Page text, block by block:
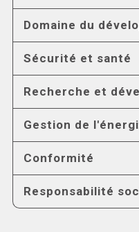
Domaine du
Sécurité et santé
Recherche et
Gestion de
Conformité
Responsabilité